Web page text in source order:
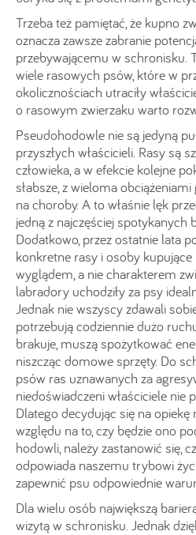
Trzeba też pamiętać, że kupno
oznacza zawsze zabranie
przebywającemu w schronisku.
wiele rasowych psów, które w
okolicznościach utraciły
o rasowym zwierzaku warto
Pseudohodowle nie są jedyną
przyszłych właścicieli. Rasy są
człowieka, a w efekcie kolejne
słabsze, z wieloma
na choroby. A to właśnie lęk
jedną z najczęściej spotykanych
Dodatkowo, przez ostatnie lata
konkretne rasy i osoby kupujące
wyglądem, a nie charakterem
labradory uchodziły za psy
Jednak nie wszyscy zdawali
potrzebują codziennie dużo
brakuje, muszą spożytkować
niszcząc domowe sprzęty. Do
psów ras uznawanych za
niedoświadczeni właściciele nie
Dlatego decydując się na opiekę
względu na to, czy będzie ono
hodowli, należy zastanowić się,
odpowiada naszemu trybowi
zapewnić psu odpowiednie
Dla wielu osób największą
wizytą w schronisku. Jednak